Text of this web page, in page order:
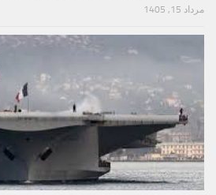
مرداد 15, 1405